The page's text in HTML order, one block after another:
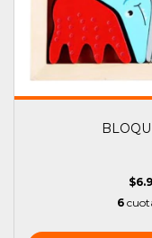
6